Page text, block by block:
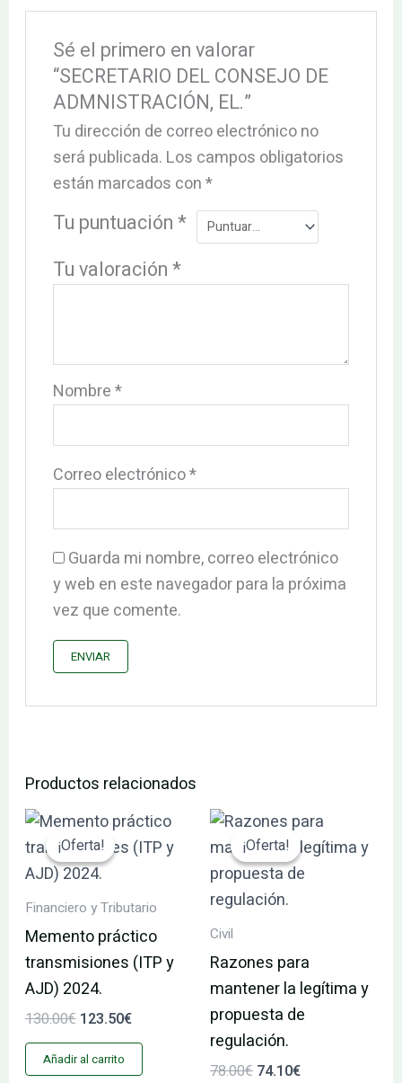
Sé el primero en valorar
“SECRETARIO DEL CONSEJO DE
ADMNISTRACIÓN, EL.”
Tu dirección de correo electrónico no
será publicada. Los campos obligatorios
están marcados con*
Tu puntuación*
Tu valoración*
Nombre*
Correo electrónico*
Guarda mi nombre, correo electrónico
y web en este navegador para la próxima
vez que comente.
Productos relacionados
¡Oferta!
¡Oferta!
Financiero y Tributario
Memento práctico
transmisiones (ITP y
AJD) 2024.
130.00€
El
precio
original
era:
123.50€
El
precio
actual
Añadir al carrito
¡Oferta!
¡Oferta!
Civil
Razones para
mantener la legítima y
propuesta de
regulación.
78.00€
El
precio
original
era:
78.00€.
74.10€
El
precio
actual
es: